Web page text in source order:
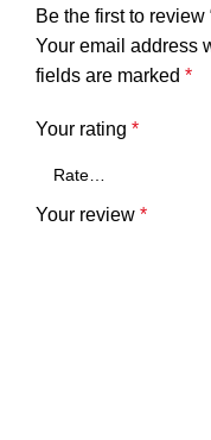
Be the first to
Your email address
fields are marked *
Your rating *
Your review *